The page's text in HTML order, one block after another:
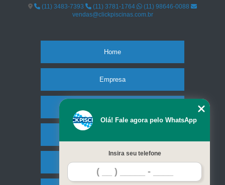
(11) 3483-7393 (11) 3781-1764
(11) 98646-0088
vendas@clickpiscinas.com.br
Home
Empresa
Contato
Olá! Fale agora pelo WhatsApp
Insira seu telefone